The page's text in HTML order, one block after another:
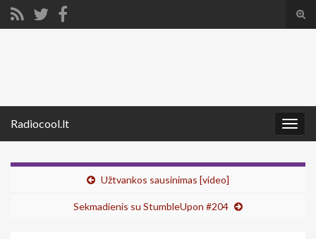
Radiocool.lt
Užtvankos sausinimas [video]
Sekmadienis su StumbleUpon #204